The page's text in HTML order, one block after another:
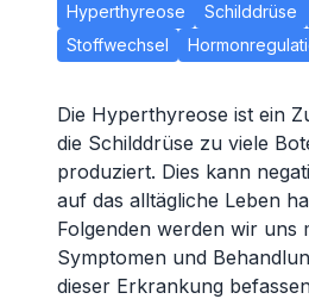
Hyperthyreose Schilddrüse
Stoffwechsel
Die Hyperthyreose ist ein
die Schilddrüse zu viele
produziert. Dies kann
auf das alltägliche Leben
Folgenden werden wir uns
Symptomen und
dieser Erkrankung